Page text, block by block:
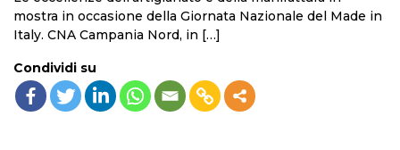
mostra in occasione della Giornata Nazionale del Made in
Italy. CNA Campania Nord, in […]
Condividi su